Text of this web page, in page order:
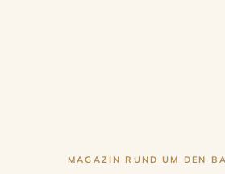
MAGAZIN RUND UM DEN